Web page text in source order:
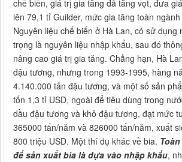
chế biến, giá trị gia tăng đã tăng vọt, đưa
lên 79,1 tỉ Guilder, mức gia tăng toàn
Nguyên liệu chế biến ở Hà Lan, có sử dụng
trọng là nguyên liệu nhập khẩu, sau đó
nâng cao giá trị gia tăng. Chẳng hạn, Hà
đậu tương, nhưng trong 1993-1995, hàng
4.140.000 tấn đậu tương, và một số sản
tốn 1,3 tỉ USD, ngoài để tiêu dùng trong
dầu đậu tương và khô đậu tương, đạt mức
365000 tấn/năm và 826000 tấn/năm, xuất
800 triệu USD. Một thí dụ khác về bia.
để sản xuất bia là dựa vào nhập khẩu,